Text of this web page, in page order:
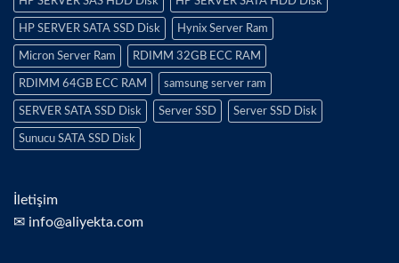
HP SERVER SATA SSD Disk Hynix Server Ram
Micron Server Ram RDIMM 32GB ECC RAM
RDIMM 64GB ECC RAM samsung server ram
SERVER SATA SSD Disk Server SSD Server SSD Disk
Sunucu SATA SSD Disk
İletişim
✉ info@aliyekta.com